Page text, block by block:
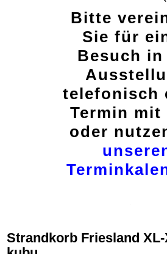
Bitte
Sie für
Besuch in
telefonisch
Termin mit
oder
Strandkorb Friesland